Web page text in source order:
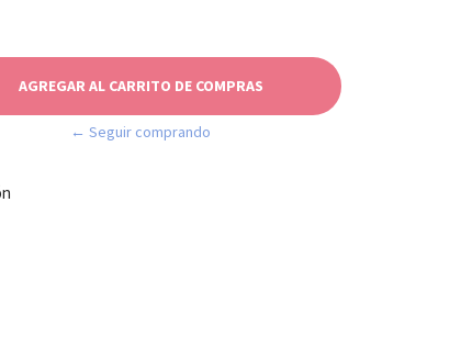
← Seguir comprando